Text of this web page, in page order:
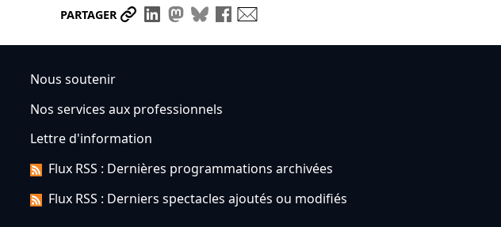
PARTAGER Partager le lien
Partager sur LinkedIn
Partager sur Mastodon
Partager sur Bluesky
Partager sur Facebook
Nous soutenir
Nos services aux professionnels
Lettre d'information
Flux RSS : Dernières programmations archivées
Flux RSS : Derniers spectacles ajoutés ou modifiés